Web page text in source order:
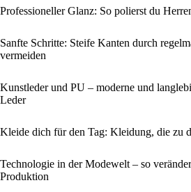
Professioneller Glanz: So polierst du
Sanfte Schritte: Steife Kanten durch
vermeiden
Kunstleder und PU – moderne und
Leder
Kleide dich für den Tag: Kleidung, die zu
Technologie in der Modewelt – so
Produktion